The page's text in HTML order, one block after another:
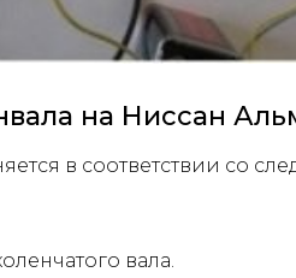
на Ниссан
в соответствии со
вала.